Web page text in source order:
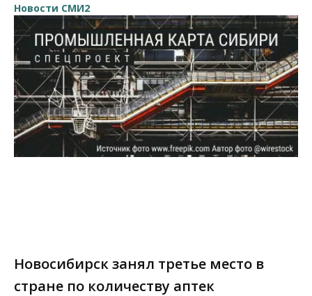
Новости СМИ2
Новосибирск занял третье место в
стране по количеству аптек